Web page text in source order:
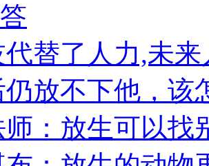
替了人力,未
放不下他，该
：放生可以找